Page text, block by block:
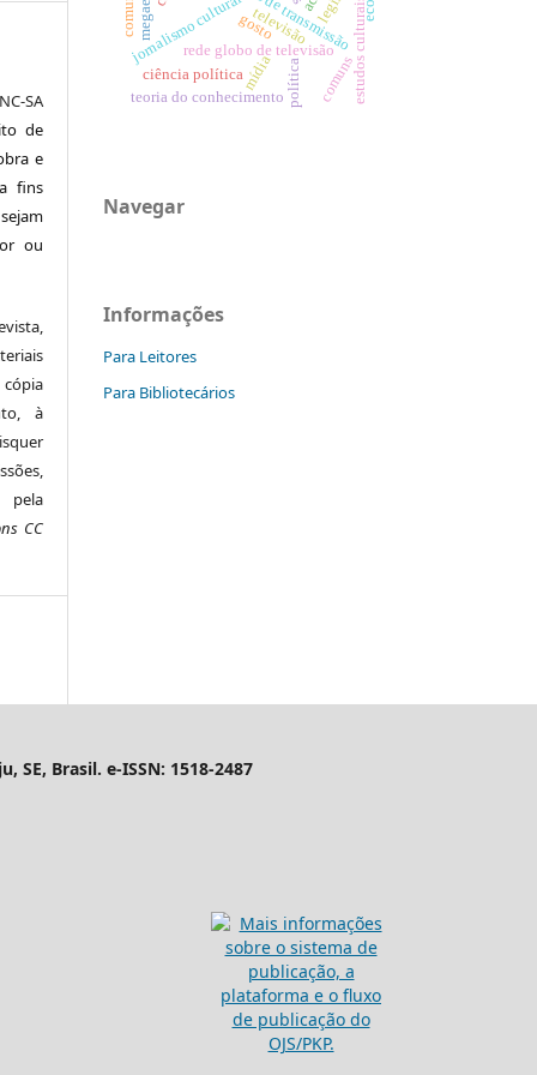
SA
de
e
fins
ou
à
pela
CC
rede globo de televisão
jornalismo cultural estudos culturais
gosto
política
televisão
mídia
ciência política
teoria do conhecimento
comuns
Navegar
Informações
Para Leitores
Para Bibliotecários
Brasil. e-ISSN: 1518-2487